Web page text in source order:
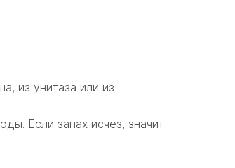
из унитаза или из
Если запах исчез, значит